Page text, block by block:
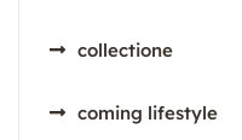
collectione
coming lifestyle